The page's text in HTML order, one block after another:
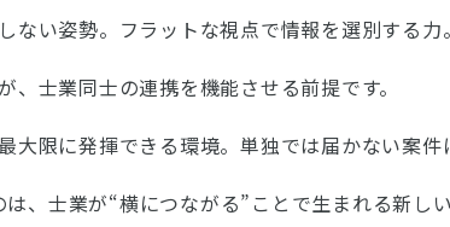
ない姿勢。フラットな視点で情報を選別する力。
、士業同士の連携を機能させる前提です。
大限に発揮できる環境。単独では届かない案件
、士業が“横につながる”ことで生まれる新しい